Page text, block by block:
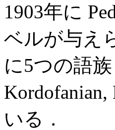
1903年に
ベルが与え
に5つの語族
いる．